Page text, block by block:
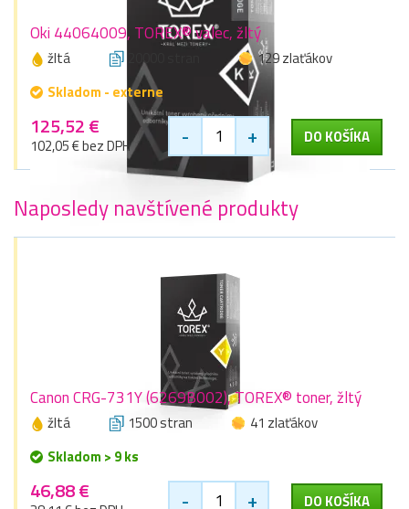
Oki 44064009, TOREX® valec, žltý
žltá 20000 stran
129 zlaťákov
Skladom - externe
125,52 €
102,05 € bez DPH - + DO KOŠÍKA
Naposledy navštívené produkty
Canon CRG-731Y (6269B002), TOREX® toner, žltý
žltá 1500 stran
41 zlaťákov
Skladom > 9 ks
46,88 € - + DO KOŠÍKA